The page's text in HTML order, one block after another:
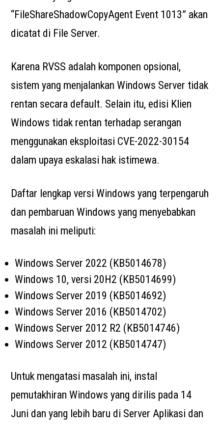
“FileShareShadowCopyAgent Event 1013” akan
dicatat di File Server.
Karena RVSS adalah komponen opsional,
sistem yang menjalankan Windows Server tidak
rentan secara default. Selain itu, edisi Klien
Windows tidak rentan terhadap serangan
menggunakan eksploitasi CVE-2022-30154
dalam upaya eskalasi hak istimewa.
Daftar lengkap versi Windows yang terpengaruh
dan pembaruan Windows yang menyebabkan
masalah ini meliputi:
Windows Server 2022 (KB5014678)
Windows 10, versi 20H2 (KB5014699)
Windows Server 2019 (KB5014692)
Windows Server 2016 (KB5014702)
Windows Server 2012 R2 (KB5014746)
Windows Server 2012 (KB5014747)
Untuk mengatasi masalah ini, instal
pemutakhiran Windows yang dirilis pada 14
Juni dan yang lebih baru di Server Aplikasi dan